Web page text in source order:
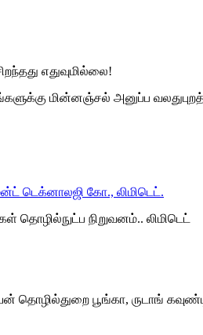
எதுவுமில்லை!
மின்னஞ்சல் அனுப்ப
நிறுவனம்.. லிமிடெட்
தொழில்துறை பூங்கா, ருடாங்